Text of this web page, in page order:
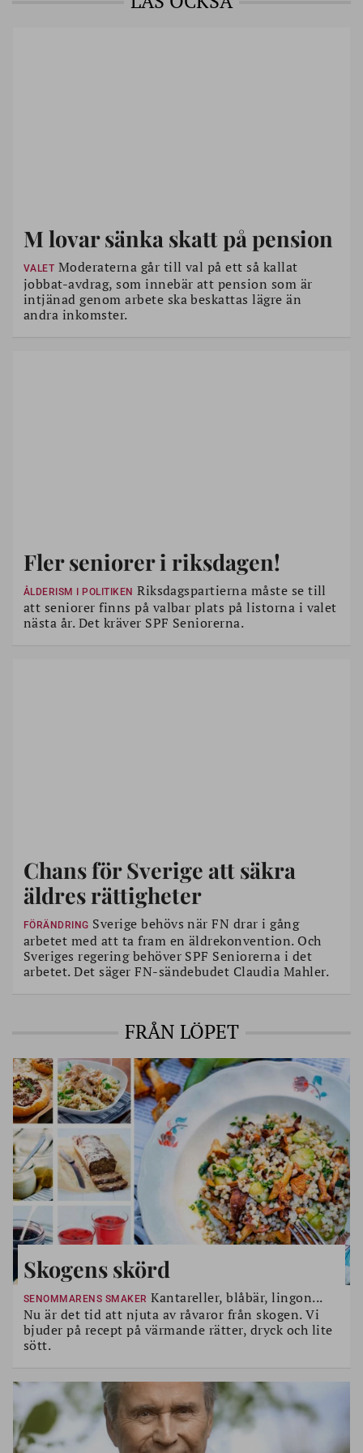
Vänsterpartiet
KDs rikslista.
På
rikslista finns Kerstin Lundgren, 71 år, på
plats 6. C har idag 24 mandat.
M lovar sänka skatt på pension
VALET Moderaterna går till val på ett så kallat
jobbat-avdrag, som innebär att pension som är
intjänad genom arbete ska beskattas lägre än
andra inkomster.
Fler seniorer i riksdagen!
ÅLDERISM I POLITIKEN Riksdagspartierna måste se till
att seniorer finns på valbar plats på listorna i valet
nästa år. Det kräver SPF Seniorerna.
Chans för Sverige att säkra
äldres rättigheter
FÖRÄNDRING Sverige behövs när FN drar i gång
arbetet med att ta fram en äldrekonvention. Och
Sveriges regering behöver SPF Seniorerna i det
arbetet. Det säger FN-sändebudet Claudia Mahler.
FRÅN LÖPET
Skogens skörd
SENOMMARENS SMAKER Kantareller, blåbär, lingon...
Nu är det tid att njuta av råvaror från skogen. Vi
bjuder på recept på värmande rätter, dryck och lite
sött.